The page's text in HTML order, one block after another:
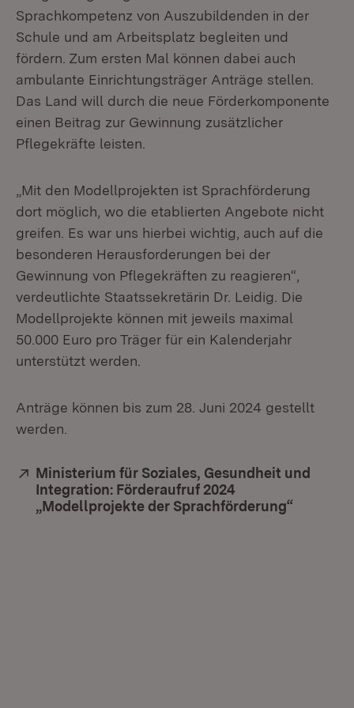
Sprachkompetenz von Auszubildenden in der
Schule und am Arbeitsplatz begleiten und
fördern. Zum ersten Mal können dabei auch
ambulante Einrichtungsträger Anträge stellen.
Das Land will durch die neue Förderkomponente
einen Beitrag zur Gewinnung zusätzlicher
Pflegekräfte leisten.
„Mit den Modellprojekten ist Sprachförderung
dort möglich, wo die etablierten Angebote nicht
greifen. Es war uns hierbei wichtig, auch auf die
besonderen Herausforderungen bei der
Gewinnung von Pflegekräften zu reagieren“,
verdeutlichte Staatssekretärin Dr. Leidig. Die
Modellprojekte können mit jeweils maximal
50.000 Euro pro Träger für ein Kalenderjahr
unterstützt werden.
Anträge können bis zum 28. Juni 2024 gestellt
werden.
Extern:
Ministerium für Soziales, Gesundheit und
Integration: Förderaufruf 2024
„Modellprojekte der Sprachförderung“